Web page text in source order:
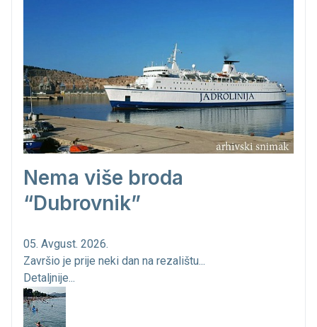
Nema više broda
“Dubrovnik”
05. Avgust. 2026.
Završio je prije neki dan na rezalištu...
Detaljnije...